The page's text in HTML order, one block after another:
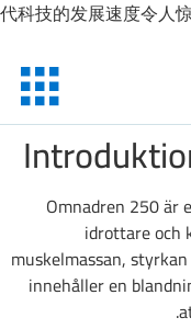
代科技的发展速度令人
Omnadren 250 är
idrottare och
muskelmassan,
innehåller en